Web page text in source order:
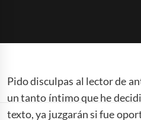
Pido disculpas al lector de
un tanto íntimo que he
texto, ya juzgarán si fue